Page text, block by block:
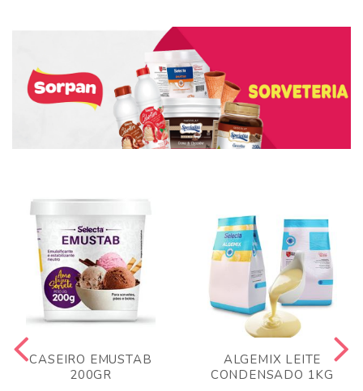
CASEIRO EMUSTAB
200GR
ALGEMIX LEITE
CONDENSADO 1KG